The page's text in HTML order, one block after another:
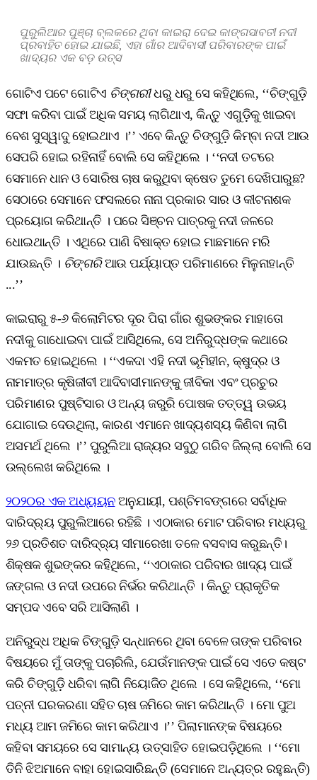
ପୁରୁଲିଆର ପୁଞ୍ଚା ବ୍ଲକରେ ଥିବା କାଇରା ଦେଇ କାଙ୍ଗସାବତୀ ନଦୀ
ପ୍ରବାହିତ ହୋଇ ଯାଇଛି, ଏହା ଗାଁର ଆଦିବାସୀ ପରିବାରଙ୍କ ପାଇଁ
ଖାଦ୍ୟର ଏକ ବଡ଼ ଉତ୍ସ
ଗୋଟିଏ ପଟେ ଗୋଟିଏ ଚିଙ୍ଗରୀଧରୁ ଧରୁ ସେ କହିଥିଲେ, ‘‘ଚିଙ୍ଗୁଡ଼ି
ସଫା କରିବା ପାଇଁ ଅଧିକ ସମୟ ଲାଗିଥାଏ, କିନ୍ତୁ ଏଗୁଡ଼ିକୁ ଖାଇବା
ବେଶ ସୁସ୍ୱାଦୁ ହୋଇଥାଏ ।’’ ଏବେ କିନ୍ତୁ ଚିଙ୍ଗୁଡ଼ି କିମ୍ବା ନଦୀ ଆଉ
ସେପରି ହୋଇ ରହିନାହିଁ ବୋଲି ସେ କହିଥିଲେ । ‘‘ନଦୀ ତଟରେ
ସେମାନେ ଧାନ ଓ ସୋରିଷ ଚାଷ କରୁଥିବା କ୍ଷେତ ତୁମେ ଦେଖିପାରୁଛ?
ସେଠାରେ ସେମାନେ ଫସଲରେ ନାନା ପ୍ରକାର ସାର ଓ କୀଟନାଶକ
ପ୍ରୟୋଗ କରିଥାନ୍ତି । ପରେ ସିଞ୍ଚନ ପାତ୍ରକୁ ନଦୀ ଜଳରେ
ଧୋଇଥାନ୍ତି । ଏଥିରେ ପାଣି ବିଷାକ୍ତ ହୋଇ ମାଛମାନେ ମରି
ଯାଉଛନ୍ତି । ଚିଙ୍ଗରିଆଉ ପର୍ଯ୍ୟାପ୍ତ ପରିମାଣରେ ମିଳୁନାହାନ୍ତି
...’’
କାଇରାରୁ ୫-୬ କିଲୋମିଟର ଦୂର ପିରା ଗାଁର ଶୁଭଙ୍କର ମାହାତୋ
ନଦୀକୁ ଗାଧୋଇବା ପାଇଁ ଆସିଥିଲେ, ସେ ଅନିରୁଦ୍ଧଙ୍କ କଥାରେ
ଏକମତ ହୋଇଥିଲେ । ‘‘ଏକଦା ଏହି ନଦୀ ଭୂମିହୀନ, କ୍ଷୁଦ୍ର ଓ
ନାମମାତ୍ର କୃଷିଜୀବୀ ଆଦିବାସୀମାନଙ୍କୁ ଜୀବିକା ଏବଂ ପ୍ରଚୁର
ପରିମାଣର ପୁଷ୍ଟିସାର ଓ ଅନ୍ୟ ଜରୁରି ପୋଷକ ତତ୍ତ୍ୱ ଉଭୟ
ଯୋଗାଇ ଦେଉଥିଲା, କାରଣ ଏମାନେ ଖାଦ୍ୟଶସ୍ୟ କିଣିବା ଲାଗି
ଅସମର୍ଥ ଥିଲେ ।’’ ପୁରୁଲିଆ ରାଜ୍ୟର ସବୁଠୁ ଗରିବ ଜିଲ୍ଲା ବୋଲି ସେ
ଉଲ୍ଲେଖ କରିଥିଲେ ।
୨୦୨୦ର ଏକ ଅଧ୍ୟୟନଅନୁଯାୟୀ, ପଶ୍ଚିମବଙ୍ଗରେ ସର୍ବାଧିକ
ଦାରିଦ୍ର୍ୟ ପୁରୁଲିଆରେ ରହିଛି । ଏଠାକାର ମୋଟ ପରିବାର ମଧ୍ୟରୁ
୨୬ ପ୍ରତିଶତ ଦାରିଦ୍ର୍ୟ ସୀମାରେଖା ତଳେ ବସବାସ କରୁଛନ୍ତି।
ଶିକ୍ଷକ ଶୁଭଙ୍କର କହିଥିଲେ, ‘‘ଏଠାକାର ପରିବାର ଖାଦ୍ୟ ପାଇଁ
ଜଙ୍ଗଲ ଓ ନଦୀ ଉପରେ ନିର୍ଭର କରିଥାନ୍ତି । କିନ୍ତୁ ପ୍ରାକୃତିକ
ସମ୍ପଦ ଏବେ ସରି ଆସିଲାଣି ।
ଅନିରୁଦ୍ଧ ଅଧିକ ଚିଙ୍ଗୁଡ଼ି ସନ୍ଧାନରେ ଥିବା ବେଳେ ତାଙ୍କ ପରିବାର
ବିଷୟରେ ମୁଁ ତାଙ୍କୁ ପଚାରିଲି, ଯେଉଁମାନଙ୍କ ପାଇଁ ସେ ଏତେ କଷ୍ଟ
କରି ଚିଙ୍ଗୁଡ଼ି ଧରିବା ଲାଗି ନିୟୋଜିତ ଥିଲେ । ସେ କହିଥିଲେ, ‘‘ମୋ
ପତ୍ନୀ ଘରକରଣା ସହିତ ଚାଷ ଜମିରେ କାମ କରିଥାନ୍ତି । ମୋ ପୁଅ
ମଧ୍ୟ ଆମ ଜମିରେ କାମ କରିଥାଏ ।’’ ପିଲାମାନଙ୍କ ବିଷୟରେ
କହିବା ସମୟରେ ସେ ସାମାନ୍ୟ ଉତ୍ସାହିତ ହୋଇପଡ଼ିଥିଲେ । ‘‘ମୋ
ତିନି ଝିଅମାନେ ବାହା ହୋଇସାରିଛନ୍ତି (ସେମାନେ ଅନ୍ୟତ୍ର ରହୁଛନ୍ତି)